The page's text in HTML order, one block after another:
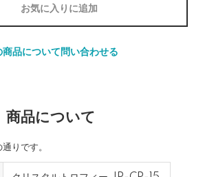
お気に入りに追加
商品について問い合わせる
商品について
りです。